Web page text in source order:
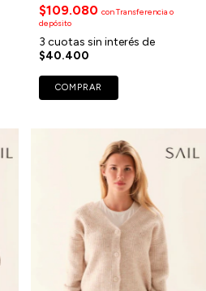
$109.080 conTransferencia o
depósito
3 cuotas sin interés de
$40.400
COMPRAR